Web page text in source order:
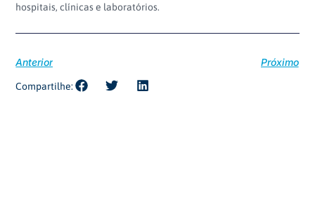
hospitais, clínicas e laboratórios.
Anterior Próximo
Compartilhe: